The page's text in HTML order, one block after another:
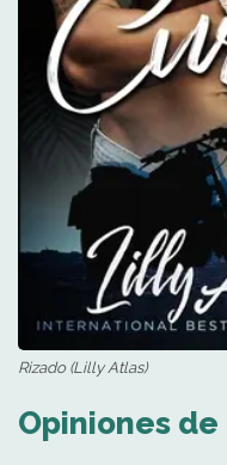
Rizado (Lilly Atlas)
Opiniones